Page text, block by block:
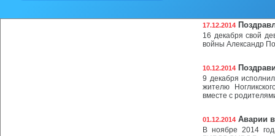
17.12.2014
16 декабря свой
войны Александр
10.12.2014
9 декабря
жителю
вместе с
01.12.2014 Аварии
В ноябре 2014